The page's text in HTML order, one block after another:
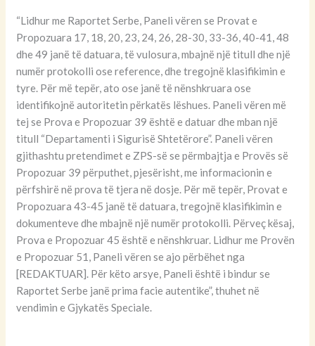
“Lidhur me Raportet Serbe, Paneli vëren se Provat e
Propozuara 17, 18, 20, 23, 24, 26, 28-30, 33-36, 40-41, 48
dhe 49 janë të datuara, të vulosura, mbajnë një titull dhe një
numër protokolli ose reference, dhe tregojnë klasifikimin e
tyre. Për më tepër, ato ose janë të nënshkruara ose
identifikojnë autoritetin përkatës lëshues. Paneli vëren më
tej se Prova e Propozuar 39 është e datuar dhe mban një
titull “Departamenti i Sigurisë Shtetërore”. Paneli vëren
gjithashtu pretendimet e ZPS-së se përmbajtja e Provës së
Propozuar 39 përputhet, pjesërisht, me informacionin e
përfshirë në prova të tjera në dosje. Për më tepër, Provat e
Propozuara 43-45 janë të datuara, tregojnë klasifikimin e
dokumenteve dhe mbajnë një numër protokolli. Përveç kësaj,
Prova e Propozuar 45 është e nënshkruar. Lidhur me Provën
e Propozuar 51, Paneli vëren se ajo përbëhet nga
[REDAKTUAR]. Për këto arsye, Paneli është i bindur se
Raportet Serbe janë prima facie autentike”, thuhet në
vendimin e Gjykatës Speciale.